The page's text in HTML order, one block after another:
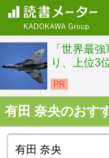
有田 奈央のおす